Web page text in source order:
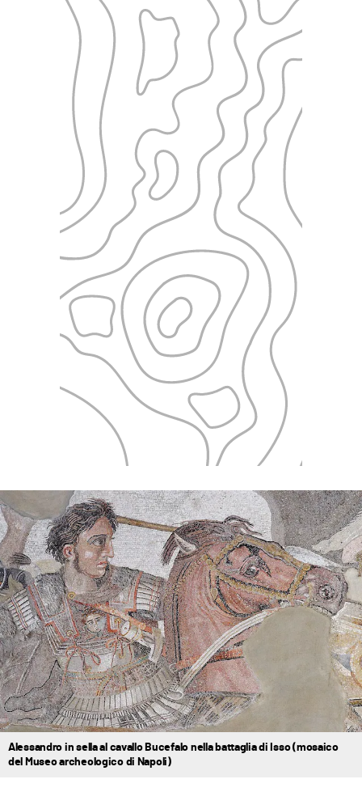
Alessandro in sella al cavallo Bucefalo nella battaglia di Isso (mosaico
del Museo archeologico di Napoli)